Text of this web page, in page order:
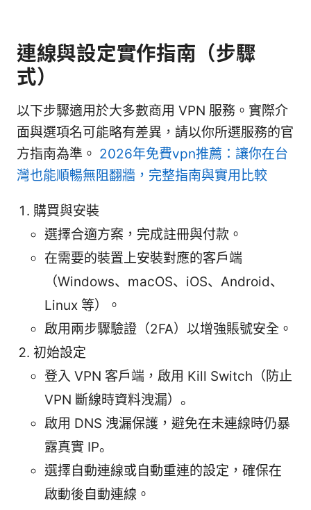
連線與設定實作指南（步驟
式）
以下步驟適用於大多數商用 VPN 服務。實際介
面與選項名可能略有差異，請以你所選服務的官
方指南為準。 2026年免費vpn推薦：讓你在台
灣也能順暢無阻翻牆，完整指南與實用比較
購買與安裝
選擇合適方案，完成註冊與付款。
在需要的裝置上安裝對應的客戶端
（Windows、macOS、iOS、Android、
Linux 等）。
啟用兩步驟驗證（2FA）以增強賬號安全。
初始設定
登入 VPN 客戶端，啟用 Kill Switch（防止
VPN 斷線時資料洩漏）。
啟用 DNS 洩漏保護，避免在未連線時仍暴
露真實 IP。
選擇自動連線或自動重連的設定，確保在
啟動後自動連線。